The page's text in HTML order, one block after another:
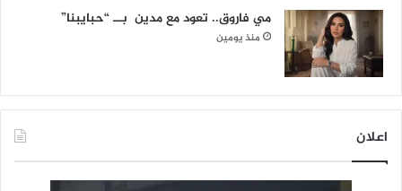
مي فاروق.. تعود مع مدين بــ “حبايبنا”
منذ يومين
اعلان